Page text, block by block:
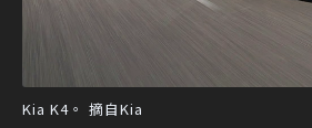
Kia K4。 摘自Kia